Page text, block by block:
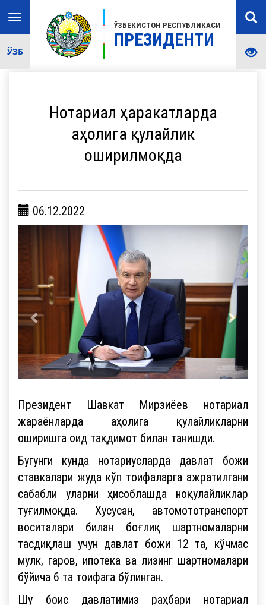
ЎЗБЕКИСТОН РЕСПУБЛИКАСИ
ПРЕЗИДЕНТИ
Toggle
navigation
ЎЗБ
Нотариал ҳаракатларда
аҳолига қулайлик
оширилмоқда
06.12.2022
Президент Шавкат Мирзиёев нотариал
жараёнларда аҳолига қулайликларни
оширишга оид тақдимот билан танишди.
Бугунги кунда нотариусларда давлат божи
ставкалари жуда кўп тоифаларга ажратилгани
сабабли уларни ҳисоблашда ноқулайликлар
туғилмоқда. Хусусан, автомототранспорт
воситалари билан боғлиқ шартномаларни
тасдиқлаш учун давлат божи 12 та, кўчмас
мулк, гаров, ипотека ва лизинг шартномалари
бўйича 6 та тоифага бўлинган.
Шу боис давлатимиз раҳбари нотариал